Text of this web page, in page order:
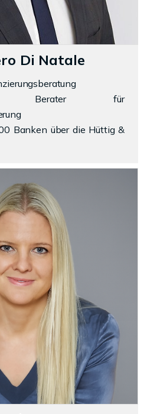
Di Natale
Berater für
Banken über die Hüttig &